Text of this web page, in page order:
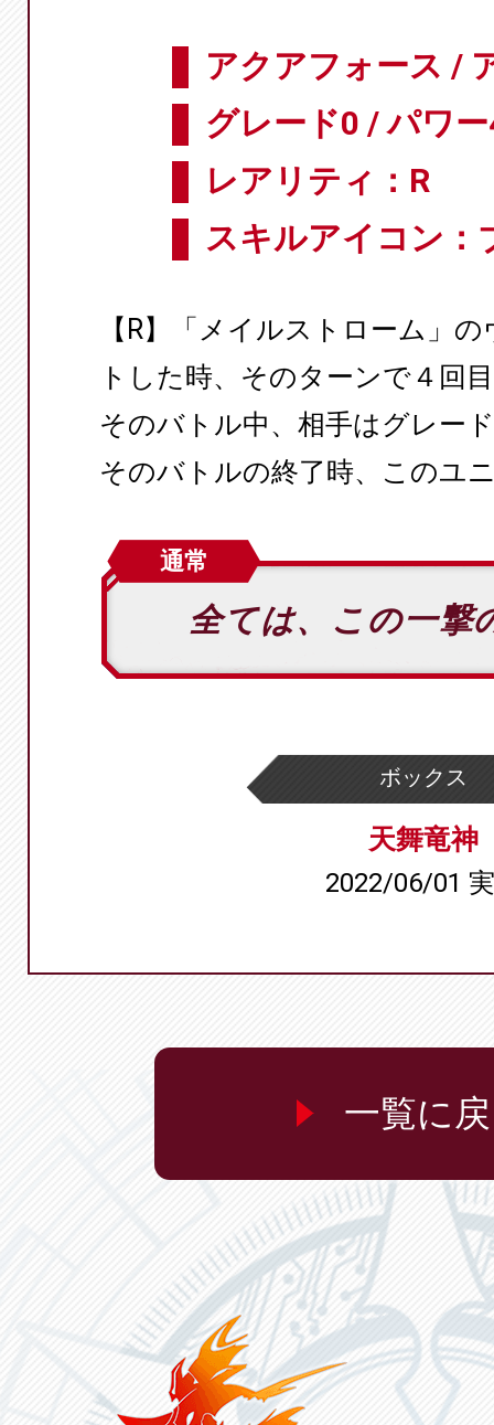
アクアフォース /
グレード0 / パワ
レアリティ：R
スキルアイコン：
【R】「メイルストローム」
トした時、そのターンで４回
そのバトル中、相手はグレー
そのバトルの終了時、このユ
通常
全ては、この一撃
ボックス
天舞竜神
2022/06/01
一覧に